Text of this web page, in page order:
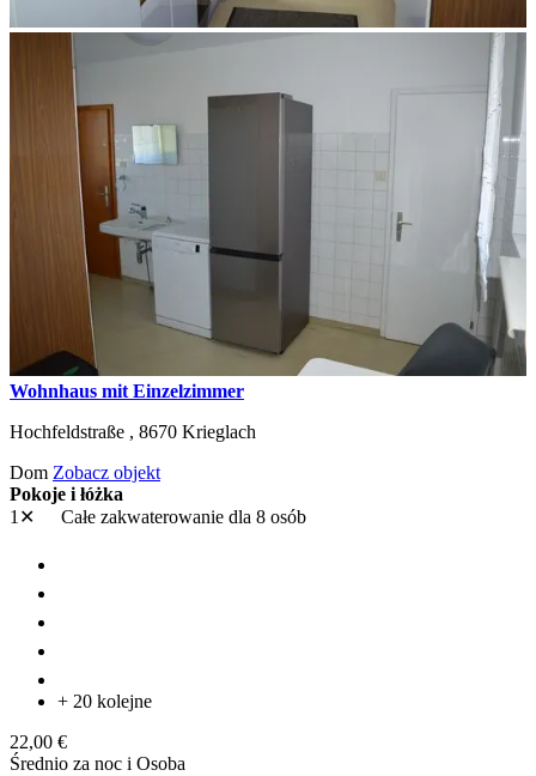
Wohnhaus mit Einzelzimmer
Hochfeldstraße , 8670 Krieglach
Dom Zobacz objekt
Pokoje i łóżka
1✕
Całe zakwaterowanie dla 8 osób
+ 20 kolejne
22,00 €
Średnio za noc i Osoba